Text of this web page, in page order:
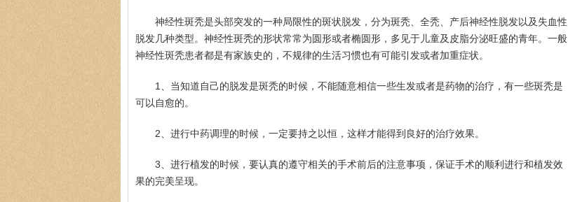
神经性斑秃是头部突发的一种局限性的斑状脱发，分为斑秃、全秃、产后神经性脱发以及失血性
脱发几种类型。神经性斑秃的形状常常为圆形或者椭圆形，多见于儿童及皮脂分泌旺盛的青年。一般
神经性斑秃患者都是有家族史的，不规律的生活习惯也有可能引发或者加重症状。
1、当知道自己的脱发是斑秃的时候，不能随意相信一些生发或者是药物的治疗，有一些斑秃是
可以自愈的。
2、进行中药调理的时候，一定要持之以恒，这样才能得到良好的治疗效果。
3、进行植发的时候，要认真的遵守相关的手术前后的注意事项，保证手术的顺利进行和植发效
果的完美呈现。